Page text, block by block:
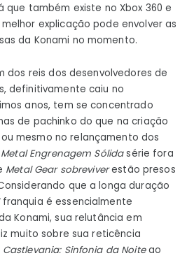
que também existe no Xbox 360 e
explicação pode envolver as
da Konami no momento.
dos reis dos desenvolvedores de
definitivamente caiu no
anos, tem se concentrado
de pachinko do que na criação
mesmo no relançamento dos
Metal Engrenagem Sólidasérie fora
Metal Gear sobreviverestão presos
que a longa duração
franquia é essencialmente
Konami, sua relutância em
muito sobre sua reticência
Castlevania: Sinfonia da Noiteao